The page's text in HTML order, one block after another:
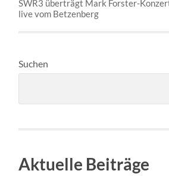
SWR3 überträgt Mark Forster-
live vom Betzenberg
Suchen
Aktuelle Beiträge